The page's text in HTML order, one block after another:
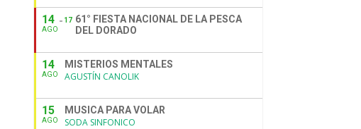
14
AGO
17 61° FIESTA NACIONAL DE LA PESCA
DEL DORADO
14
AGO
MISTERIOS MENTALES
AGUSTÍN CANOLIK
15
AGO
MUSICA PARA VOLAR
SODA SINFONICO